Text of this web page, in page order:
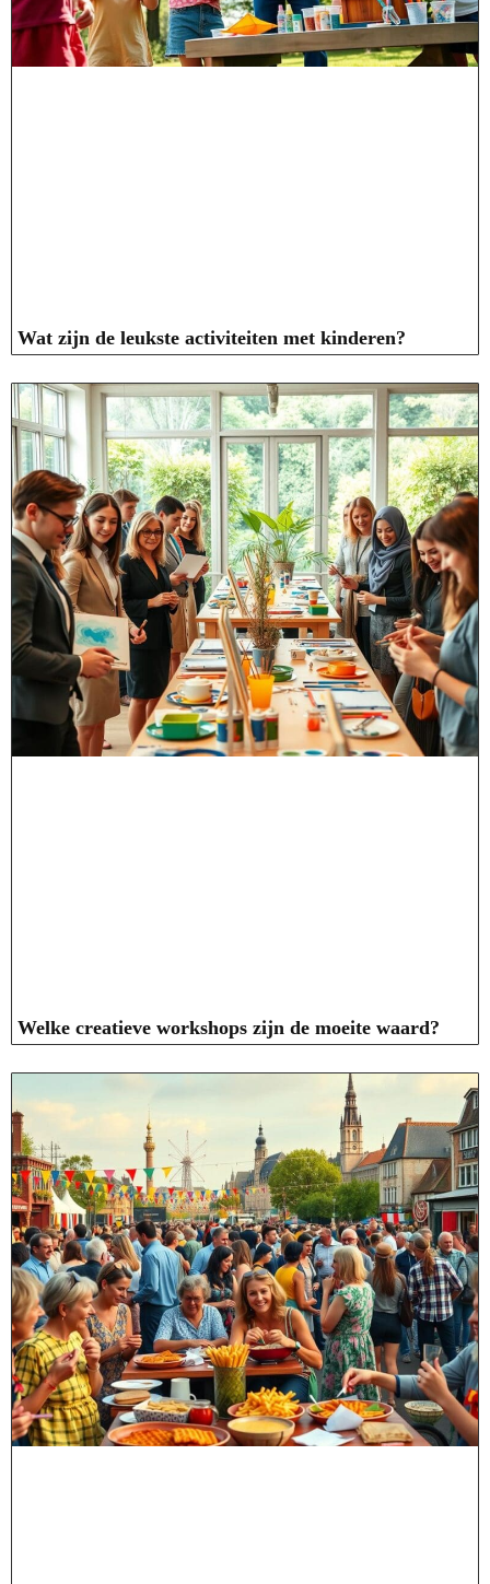
Wat zijn de leukste activiteiten met kinderen?
Welke creatieve workshops zijn de moeite waard?